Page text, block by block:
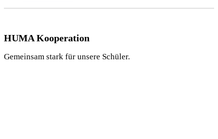
HUMA Kooperation
Gemeinsam stark für unsere Schüler.